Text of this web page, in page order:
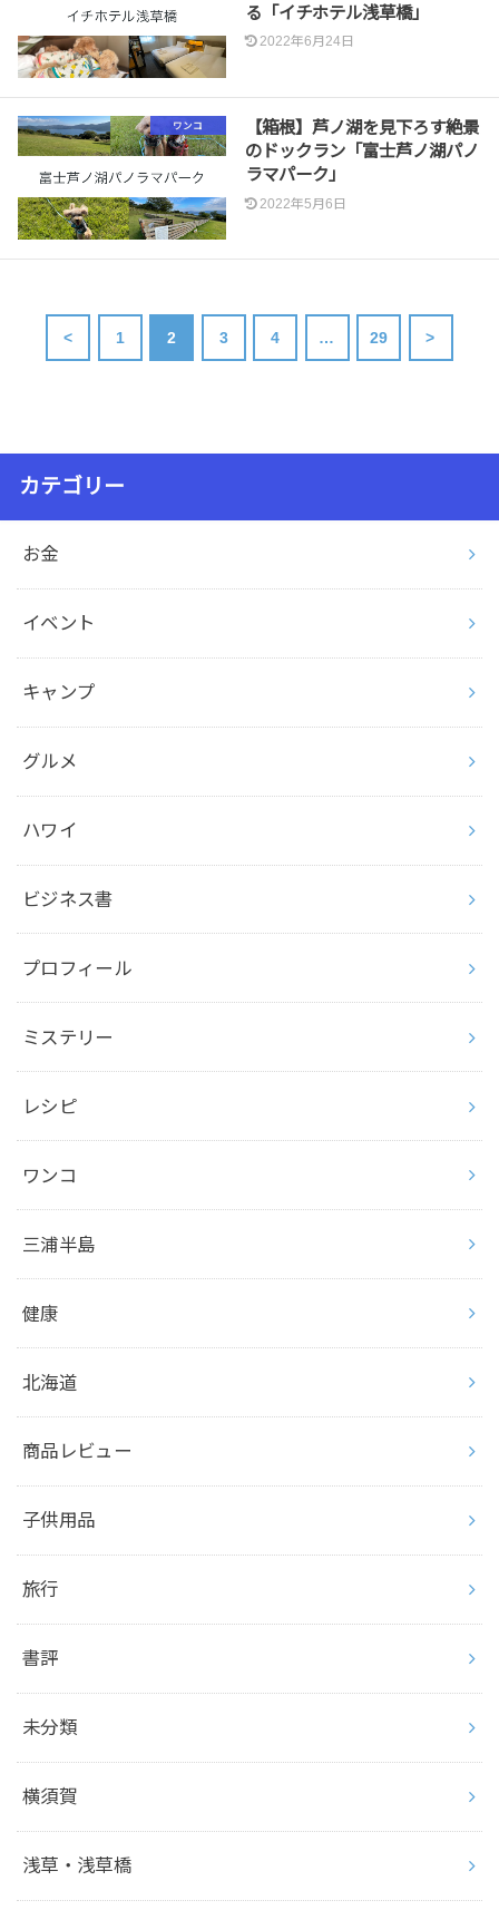
る「イチホテル浅草橋」
2022年6月24日
ワンコ
【箱根】芦ノ湖を見下ろす絶景
のドックラン「富士芦ノ湖パノ
ラマパーク」
2022年5月6日
< 1 2 3 4 … 29 >
カテゴリー
お金
イベント
キャンプ
グルメ
ハワイ
ビジネス書
プロフィール
ミステリー
レシピ
ワンコ
三浦半島
健康
北海道
商品レビュー
子供用品
旅行
書評
未分類
横須賀
浅草・浅草橋